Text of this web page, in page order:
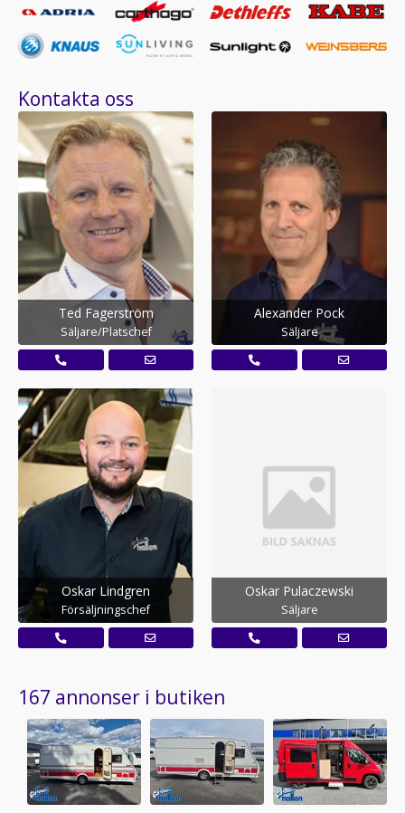
Kontakta oss
Ted Fagerström
Säljare/Platschef
Alexander Pock
Säljare
Oskar Lindgren
Försäljningschef
Oskar Pulaczewski
Säljare
167 annonser i butiken